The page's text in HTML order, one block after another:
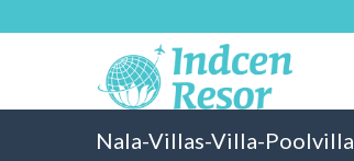
Nala-Villas-Villa-Poolvilla